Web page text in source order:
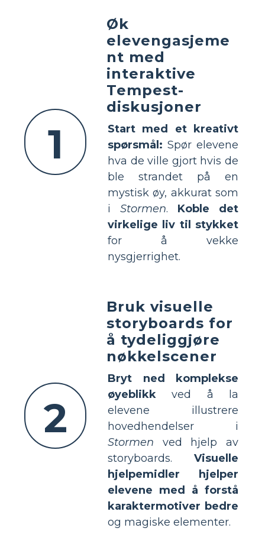
1
Øk
elevengasjeme
nt med
interaktive
Tempest-
diskusjoner
Start med et kreativt
spørsmål: Spør elevene
hva de ville gjort hvis de
ble strandet på en
mystisk øy, akkurat som
i Stormen. Koble det
virkelige liv til stykket
for å vekke
nysgjerrighet.
2
Bruk visuelle
storyboards for
å tydeliggjøre
nøkkelscener
Bryt ned komplekse
øyeblikk ved å la
elevene illustrere
hovedhendelser i
Stormen ved hjelp av
storyboards. Visuelle
hjelpemidler hjelper
elevene med å forstå
karaktermotiver bedre
og magiske elementer.